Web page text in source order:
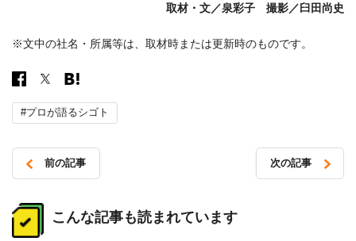
取材・文／泉彩子 撮影／臼田尚史
※文中の社名・所属等は、取材時または更新時のものです。
#プロが語るシゴト
稿
ナ
前の記事 次の記事
こんな記事も読まれています